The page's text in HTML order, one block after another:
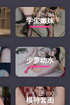
学生嫩妹
84
少萝幼水
48
模特套图
90